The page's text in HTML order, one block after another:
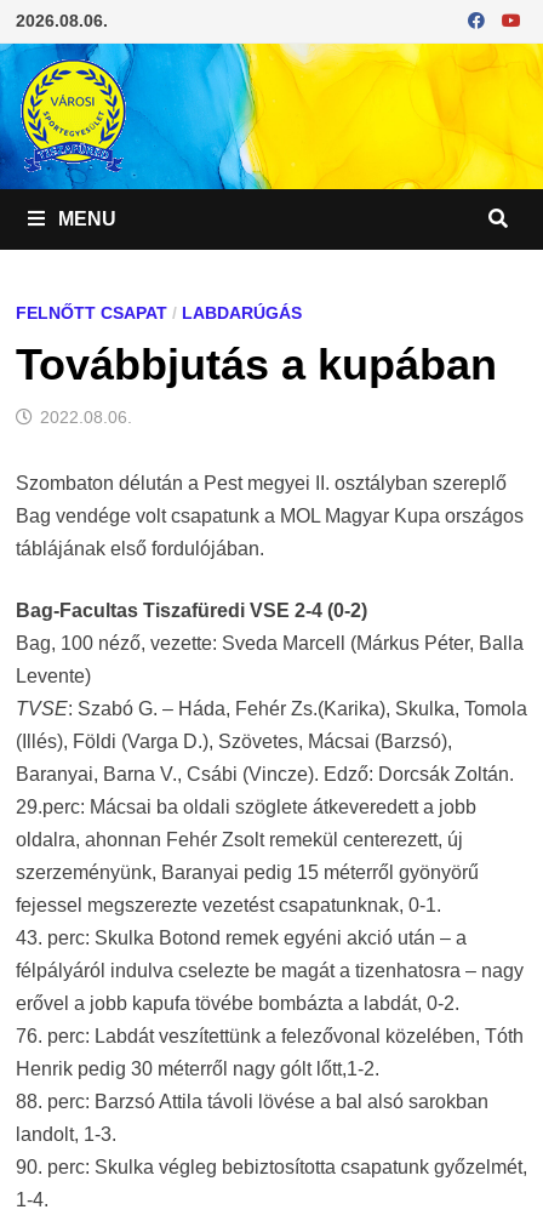
Skip
to
content
2026.08.06.
MENU
FELNŐTT CSAPAT/ LABDARÚGÁS
Továbbjutás a kupában
2022.08.06.
Szombaton délután a Pest megyei II. osztályban szereplő
Bag vendége volt csapatunk a MOL Magyar Kupa országos
táblájának első fordulójában.
Bag-Facultas Tiszafüredi VSE 2-4 (0-2)
Bag, 100 néző, vezette: Sveda Marcell (Márkus Péter, Balla
Levente)
TVSE: Szabó G. – Háda, Fehér Zs.(Karika), Skulka, Tomola
(Illés), Földi (Varga D.), Szövetes, Mácsai (Barzsó),
Baranyai, Barna V., Csábi (Vincze). Edző: Dorcsák Zoltán.
29.perc: Mácsai ba oldali szöglete átkeveredett a jobb
oldalra, ahonnan Fehér Zsolt remekül centerezett, új
szerzeményünk, Baranyai pedig 15 méterről gyönyörű
fejessel megszerezte vezetést csapatunknak, 0-1.
43. perc: Skulka Botond remek egyéni akció után – a
félpályáról indulva cselezte be magát a tizenhatosra – nagy
erővel a jobb kapufa tövébe bombázta a labdát, 0-2.
76. perc: Labdát veszítettünk a felezővonal közelében, Tóth
Henrik pedig 30 méterről nagy gólt lőtt,1-2.
88. perc: Barzsó Attila távoli lövése a bal alsó sarokban
landolt, 1-3.
90. perc: Skulka végleg bebiztosította csapatunk győzelmét,
1-4.